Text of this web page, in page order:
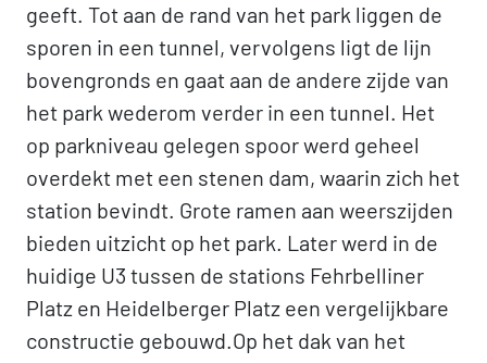
geeft. Tot aan de rand van het park liggen de
sporen in een tunnel, vervolgens ligt de lijn
bovengronds en gaat aan de andere zijde van
het park wederom verder in een tunnel. Het
op parkniveau gelegen spoor werd geheel
overdekt met een stenen dam, waarin zich het
station bevindt. Grote ramen aan weerszijden
bieden uitzicht op het park. Later werd in de
huidige U3 tussen de stations Fehrbelliner
Platz en Heidelberger Platz een vergelijkbare
constructie gebouwd.Op het dak van het